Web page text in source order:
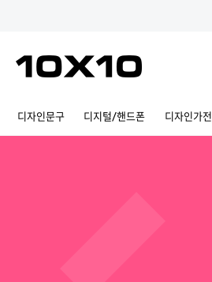
디자인문구 디지털/핸드폰 디자인가전